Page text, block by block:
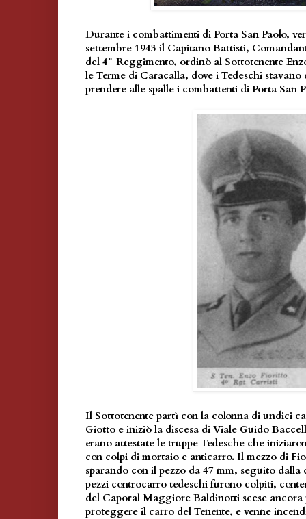
Durante i combattimenti di Porta San Paolo,
settembre 1943 il Capitano Battisti,
del 4° Reggimento, ordinò al Sottotenente
le Terme di Caracalla, dove i Tedeschi
prendere alle spalle i combattenti di Porta San
Il Sottotenente partì con la colonna di undici
Giotto e iniziò la discesa di Viale Guido
erano attestate le truppe Tedesche che
con colpi di mortaio e anticarro. Il mezzo di
sparando con il pezzo da 47 mm, seguito
pezzi controcarro tedeschi furono colpiti,
del Caporal Maggiore Baldinotti scese ancora
proteggere il carro del Tenente, e venne